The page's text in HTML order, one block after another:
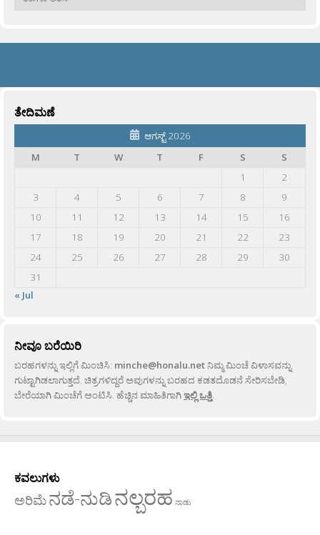
ತೇದಿಮಣೆ
ಆಗಸ್ಟ್ 2026
M
T W T F S
S
1
2
3
4 5 6 7 8
9
10
11 12 13 14 15
16
17
18 19 20 21 22
23
24
25 26 27 28 29
30
31
« Jul
ನೀವೂ ಬರೆಯಿರಿ
ಬರಹಗಳನ್ನು ಇಲ್ಲಿಗೆ ಮಿಂಚಿಸಿ: minche@honalu.netನಿಮ್ಮ ಮಿಂಚೆ ವಿಳಾಸವನ್ನು
ಗುಟ್ಟಾಗಿಡಲಾಗುತ್ತದೆ. ಚಿತ್ರಗಳಿದ್ದರೆ ಅವುಗಳನ್ನು ಬರಹದ ಕಡತದೊಡನೆ ಸೇರಿಸಬೇಡಿ,
ಬೇರೆಯಾಗಿ ಮಿಂಚೆಗೆ ಅಂಟಿಸಿ. ಹೆಚ್ಚಿನ ಮಾಹಿತಿಗಾಗಿಇಲ್ಲಿ ಒತ್ತಿ.
ಕವಲುಗಳು
ಅರಿಮೆನಡೆ-ನುಡಿನಲ್ಬರಹ ನಾಡು